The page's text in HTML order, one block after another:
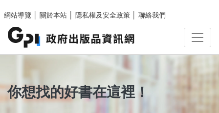
網站導覽
關於本站 隱私權及安全政策 聯絡我們
你想找的好書在這裡！